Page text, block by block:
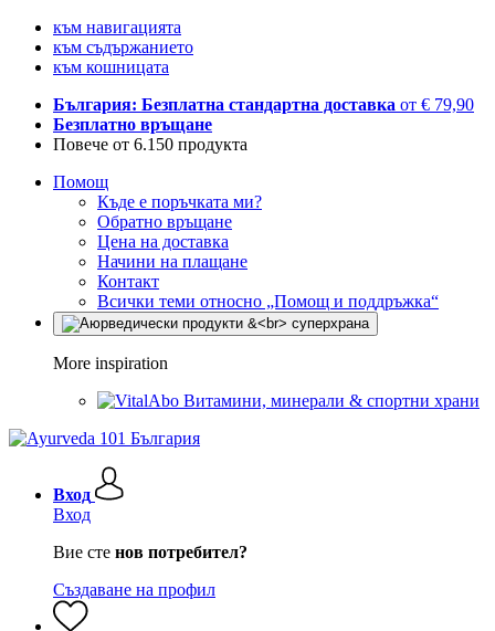
към навигацията
към съдържанието
към кошницата
България: Безплатна стандартна доставка от € 79,90
Безплатно връщане
Повече от 6.150 продукта
Помощ
Къде е поръчката ми?
Обратно връщане
Цена на доставка
Начини на плащане
Контакт
Всички теми относно „Помощ и поддръжка“
More inspiration
Витамини, минерали & спортни храни
Вход
Вход
Вие сте нов потребител?
Създаване на профил